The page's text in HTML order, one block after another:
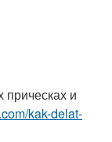
и
kak-delat-